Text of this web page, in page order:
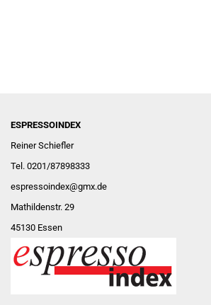
ESPRESSOINDEX
Reiner Schiefler
Tel. 0201/87898333
espressoindex@gmx.de
Mathildenstr. 29
45130 Essen